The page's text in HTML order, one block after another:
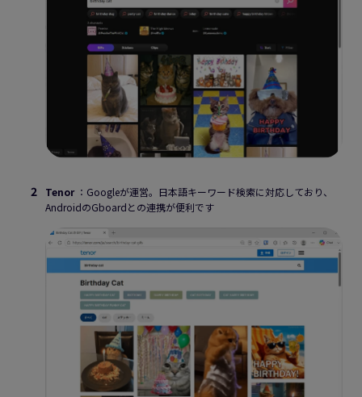
Tenor ：Googleが運営。日本語キーワード検索に対応しており、
AndroidのGboardとの連携が便利です